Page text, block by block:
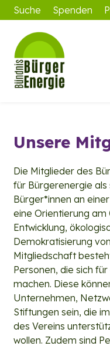
Suche Spenden
Unsere
Die Mitglieder des
für Bürgerenergie
Bürger*innen an
eine Orientierung am
Entwicklung,
Demokratisierung
Mitgliedschaft
Personen, die sich
machen. Diese
Unternehmen,
Stiftungen sein, die
des Vereins
wollen. Zudem sind